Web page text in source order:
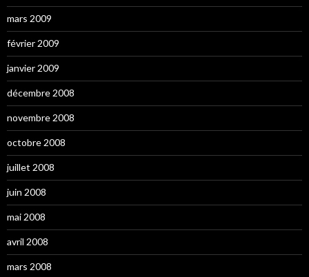
mars 2009
février 2009
janvier 2009
décembre 2008
novembre 2008
octobre 2008
juillet 2008
juin 2008
mai 2008
avril 2008
mars 2008